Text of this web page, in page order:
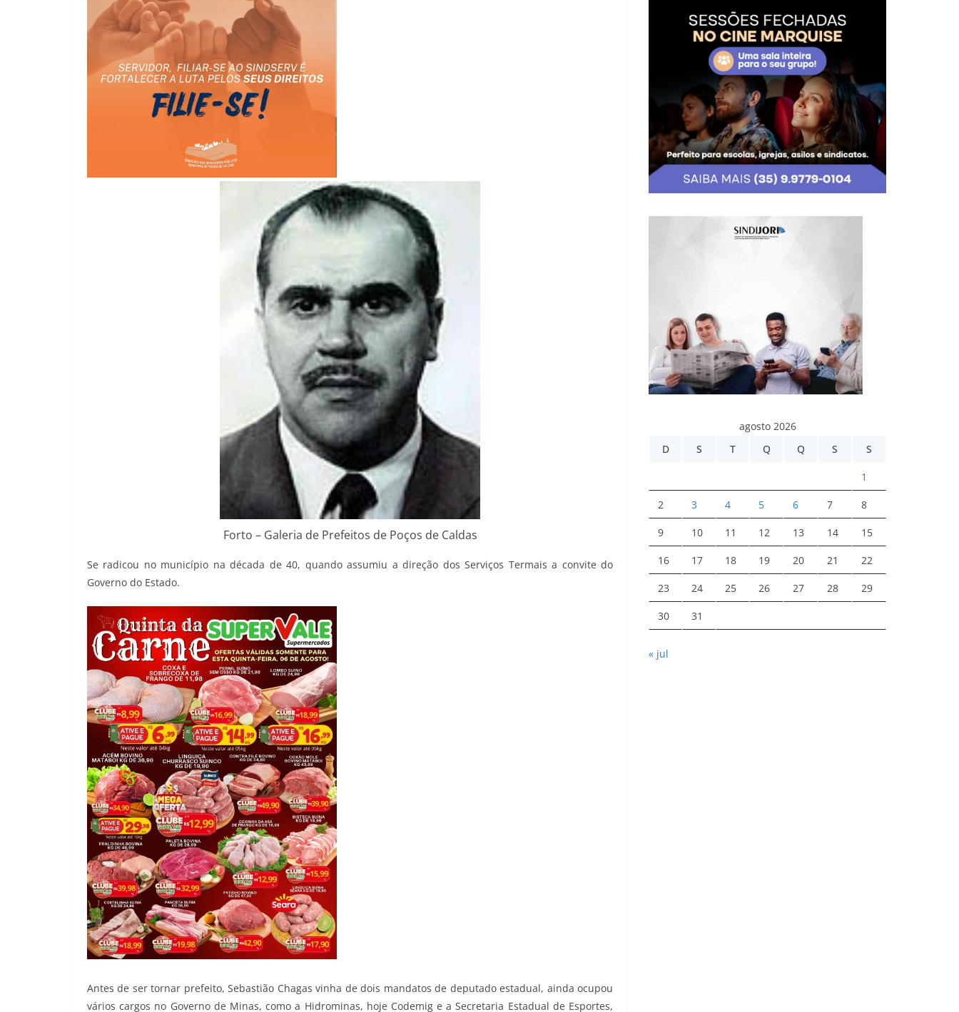
Forto – Galeria de Prefeitos de Poços de Caldas
Se radicou no município na década de 40, quando assumiu a direção dos Serviços Termais a convite do
Governo do Estado.
Antes de ser tornar prefeito, Sebastião Chagas vinha de dois mandatos de deputado estadual, ainda ocupou
vários cargos no Governo de Minas, como a Hidrominas, hoje Codemig e a Secretaria Estadual de Esportes,
agosto 2026
D
S T Q Q S S
1
2 3 4 5 6 7 8
9 10 11 12 13 14 15
16 17 18 19 20 21 22
23 24 25 26 27 28 29
30 31
« jul